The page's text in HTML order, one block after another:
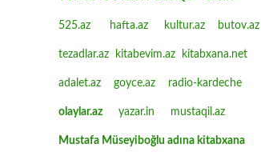
525.az hafta.az kultur.az butov.az
tezadlar.az kitabevim.az kitabxana.net
adalet.az goyce.az radio-kardeche
olaylar.az yazar.in mustaqil.az
Mustafa Müseyiboğlu adına kitabxana